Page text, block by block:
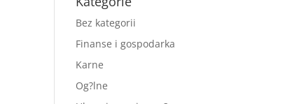
Bez kategorii
Finanse i gospodarka
Karne
Og?lne